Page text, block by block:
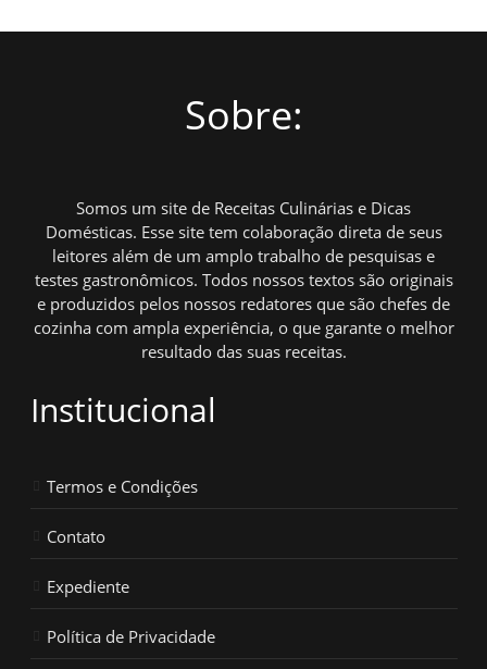
Sobre:
Somos um site de Receitas Culinárias e Dicas
Domésticas. Esse site tem colaboração direta de seus
leitores além de um amplo trabalho de pesquisas e
testes gastronômicos. Todos nossos textos são originais
e produzidos pelos nossos redatores que são chefes de
cozinha com ampla experiência, o que garante o melhor
resultado das suas receitas.
Institucional
Termos e Condições
Contato
Expediente
Política de Privacidade